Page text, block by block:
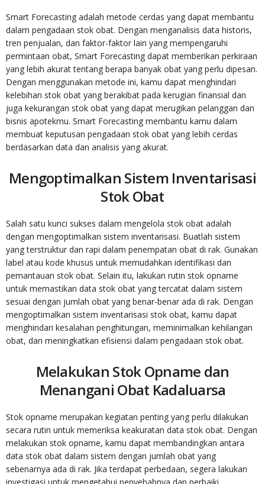
Smart Forecasting adalah metode cerdas yang dapat membantu
dalam pengadaan stok obat. Dengan menganalisis data historis,
tren penjualan, dan faktor-faktor lain yang mempengaruhi
permintaan obat, Smart Forecasting dapat memberikan perkiraan
yang lebih akurat tentang berapa banyak obat yang perlu dipesan.
Dengan menggunakan metode ini, kamu dapat menghindari
kelebihan stok obat yang berakibat pada kerugian finansial dan
juga kekurangan stok obat yang dapat merugikan pelanggan dan
bisnis apotekmu. Smart Forecasting membantu kamu dalam
membuat keputusan pengadaan stok obat yang lebih cerdas
berdasarkan data dan analisis yang akurat.
Mengoptimalkan Sistem Inventarisasi
Stok Obat
Salah satu kunci sukses dalam mengelola stok obat adalah
dengan mengoptimalkan sistem inventarisasi. Buatlah sistem
yang terstruktur dan rapi dalam penempatan obat di rak. Gunakan
label atau kode khusus untuk memudahkan identifikasi dan
pemantauan stok obat. Selain itu, lakukan rutin stok opname
untuk memastikan data stok obat yang tercatat dalam sistem
sesuai dengan jumlah obat yang benar-benar ada di rak. Dengan
mengoptimalkan sistem inventarisasi stok obat, kamu dapat
menghindari kesalahan penghitungan, meminimalkan kehilangan
obat, dan meningkatkan efisiensi dalam pengadaan stok obat.
Melakukan Stok Opname dan
Menangani Obat Kadaluarsa
Stok opname merupakan kegiatan penting yang perlu dilakukan
secara rutin untuk memeriksa keakuratan data stok obat. Dengan
melakukan stok opname, kamu dapat membandingkan antara
data stok obat dalam sistem dengan jumlah obat yang
sebenarnya ada di rak. Jika terdapat perbedaan, segera lakukan